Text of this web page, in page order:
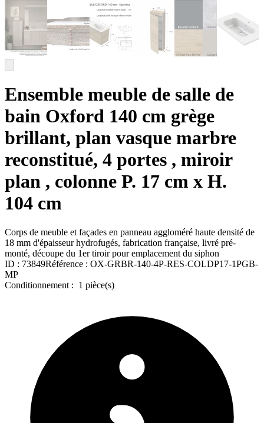
Ensemble meuble de salle de
bain Oxford 140 cm grège
brillant, plan vasque marbre
reconstitué, 4 portes , miroir
plan , colonne P. 17 cm x H.
104 cm
Corps de meuble et façades en panneau aggloméré haute densité de
18 mm d'épaisseur hydrofugés, fabrication française, livré pré-
monté, découpe du 1er tiroir pour emplacement du siphon
ID : 73849Référence : OX-GRBR-140-4P-RES-COLDP17-1PGB-
MP
Conditionnement : 1 pièce(s)